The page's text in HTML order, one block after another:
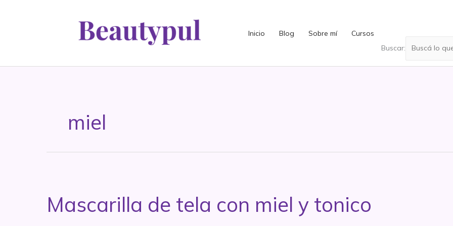
Inicio Blog Sobre mí
Cursos
Buscar:
miel
Mascarilla de tela con miel y tonico